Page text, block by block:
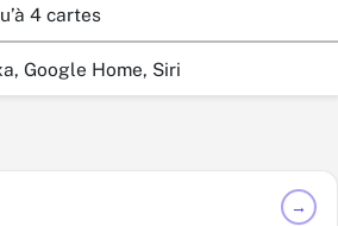
4 cartes
Google Home, Siri
→